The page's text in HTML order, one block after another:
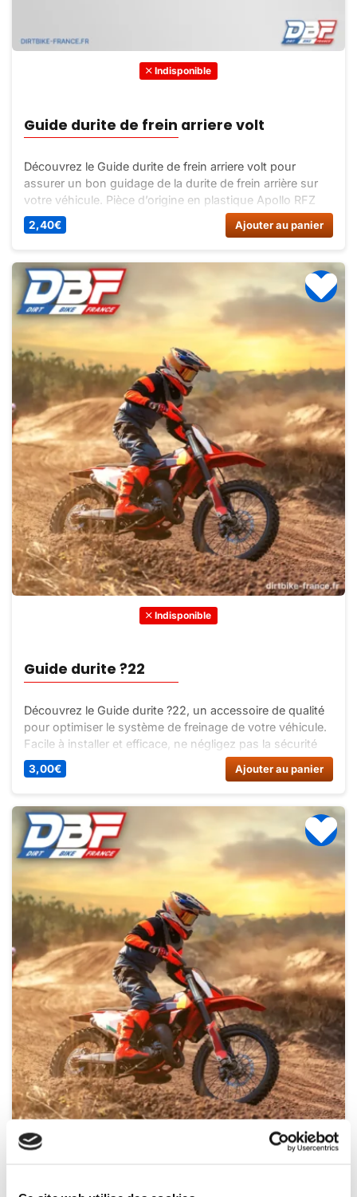
Indisponible
Guide durite de frein arriere volt
Découvrez le Guide durite de frein arriere volt pour
assurer un bon guidage de la durite de frein arrière sur
votre véhicule. Pièce d’origine en plastique Apollo RFZ
pour une installation facile et une sécurité renforcée.
2,40€ Ajouter au panier
Indisponible
Guide durite ?22
Découvrez le Guide durite ?22, un accessoire de qualité
pour optimiser le système de freinage de votre véhicule.
Facile à installer et efficace, ne négligez pas la sécurité
de votre freinage !
3,00€ Ajouter au panier